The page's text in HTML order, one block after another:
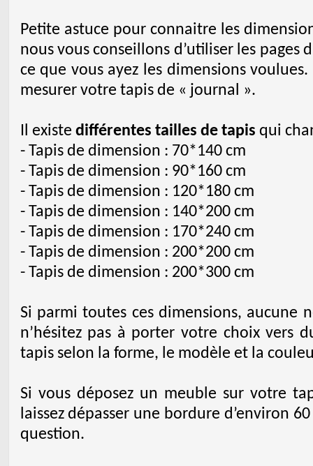
Petite astuce pour connaitre les
nous vous conseillons d’utiliser les pages
ce que vous ayez les dimensions
mesurer votre tapis de « journal ».
Il existe différentes tailles de tapis qui
- Tapis de dimension : 70*140 cm
- Tapis de dimension : 90*160 cm
- Tapis de dimension : 120*180 cm
- Tapis de dimension : 140*200 cm
- Tapis de dimension : 170*240 cm
- Tapis de dimension : 200*200 cm
- Tapis de dimension : 200*300 cm
Si parmi toutes ces dimensions, aucune
n’hésitez pas à porter votre choix vers
tapis selon la forme, le modèle et la
Si vous déposez un meuble sur votre
laissez dépasser une bordure d’environ
question.